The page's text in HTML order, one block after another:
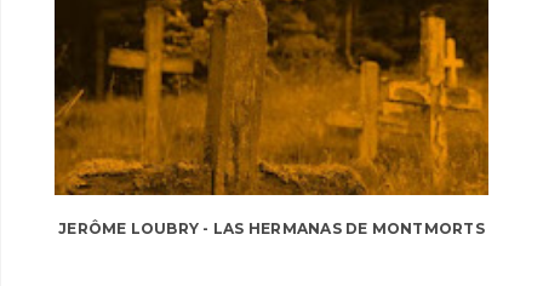
JERÔME LOUBRY - LAS HERMANAS DE MONTMORTS